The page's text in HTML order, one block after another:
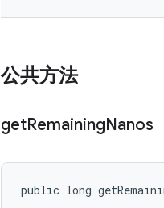
公共方法
getRemainingNanos
public long